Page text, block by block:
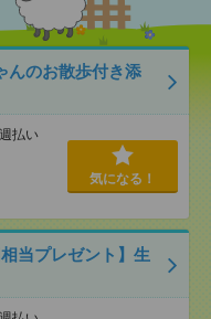
んのお散歩付き添
払い
気になる！
当プレゼント】生